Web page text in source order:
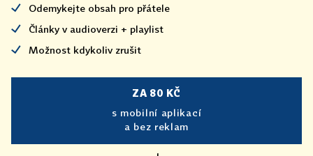
Odemykejte obsah pro přátele
Články v audioverzi + playlist
Možnost kdykoliv zrušit
ZA 80 KČ
s mobilní aplikací
a bez reklam